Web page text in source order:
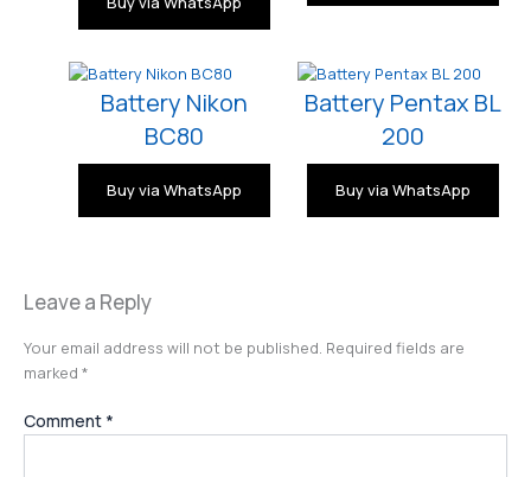
Battery Nikon
BC80
Buy via WhatsApp
Battery Pentax BL
200
Buy via WhatsApp
Leave a Reply
Your email address will not be published. Required fields are
marked *
Comment *